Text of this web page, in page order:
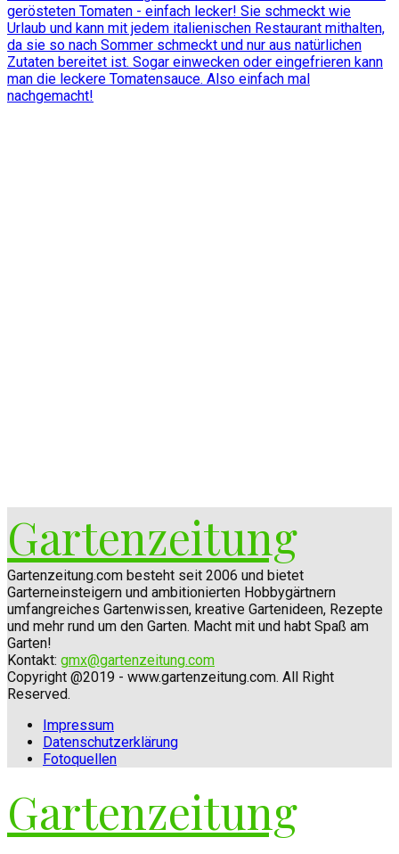
gerösteten Tomaten - einfach lecker! Sie schmeckt wie
Urlaub und kann mit jedem italienischen Restaurant mithalten,
da sie so nach Sommer schmeckt und nur aus natürlichen
Zutaten bereitet ist. Sogar einwecken oder eingefrieren kann
man die leckere Tomatensauce. Also einfach mal
nachgemacht!
Gartenzeitung
Gartenzeitung.com besteht seit 2006 und bietet
Garterneinsteigern und ambitionierten Hobbygärtnern
umfangreiches Gartenwissen, kreative Gartenideen, Rezepte
und mehr rund um den Garten. Macht mit und habt Spaß am
Garten!
Kontakt: gmx@gartenzeitung.com
Copyright @2019 - www.gartenzeitung.com. All Right
Reserved.
Impressum
Datenschutzerklärung
Fotoquellen
Gartenzeitung